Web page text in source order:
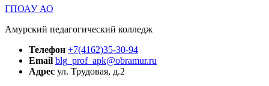
ГПОАУ АО
Амурский педагогический колледж
Телефон +7(4162)35-30-94
Email blg_prof_apk@obramur.ru
Адрес ул. Трудовая, д.2